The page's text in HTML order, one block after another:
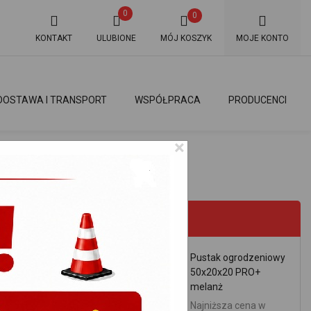
KONTAKT
0
ULUBIONE MÓJ KOSZYK
0
MOJE KONTO
PRODUCENCI
WSPÓŁPRACA
I TRANSPORT
Pustak ogrodzeniowy
50x20x20 PRO+
melanż
Najniższa cena w
×